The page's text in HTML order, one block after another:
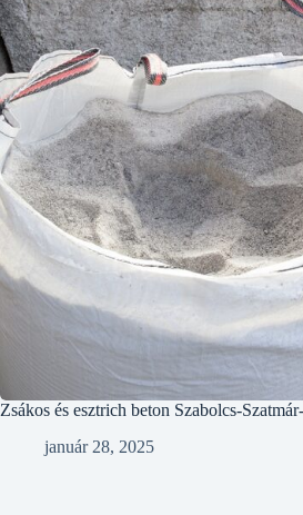
Zsákos és esztrich beton Szabolcs-
január 28, 2025